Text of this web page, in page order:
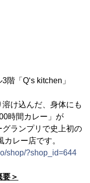
「Q‘s kitchen」
け込んだ、身体にも
カレー」が
プリで史上初の
ー店です。
shop/?shop_id=644
＞